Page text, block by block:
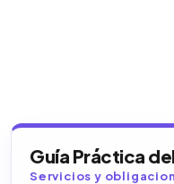
Guía Práctica
Servicios y